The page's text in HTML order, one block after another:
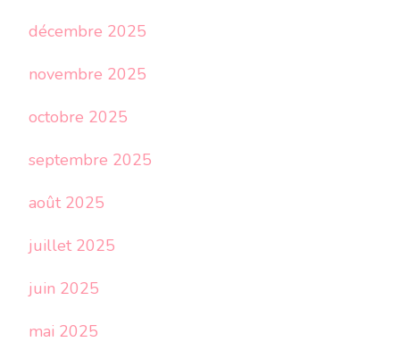
décembre 2025
novembre 2025
octobre 2025
septembre 2025
août 2025
juillet 2025
juin 2025
mai 2025